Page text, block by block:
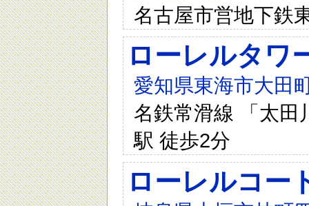
名古屋市営地下鉄
ローレルタワ
愛知県東海市大田
名鉄常滑線 「太田
駅 徒歩2分
ローレルコー